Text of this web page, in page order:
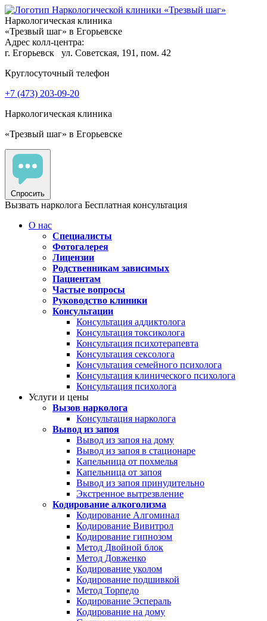
Наркологическая клиника
«Трезвый шаг» в Егорьевске
Адрес колл-центра:
г. Егорьевск
ул. Советская, 191, пом. 42
Круглосуточный телефон
+7 (473) 203-09-20
Наркологическая клиника
«Трезвый шаг» в Егорьевске
Спросить
Вызвать нарколога Бесплатная консультация
О нас
Специалисты
Фотогалерея
Лицензии
Родственникам зависимых
Пациентам
Частые вопросы
Руководство клиники
Консультации
Консультация аддиктолога
Консультация токсиколога
Консультация психотерапевта
Консультация сексолога
Консультация семейного психолога
Консультация клинического психолога
Консультация психолога
Услуги и цены
Вызов нарколога
Консультация нарколога
Вывод из запоя
Вывод из запоя на дому
Вывод из запоя в стационаре
Капельница от похмелья
Капельница от запоя
Вывод из запоя принудительно
Экстренное вытрезвление
Кодирование алкоголизма
Кодирование Алгоминал
Кодирование Вивитрол
Кодирование гипнозом
Метод Двойной блок
Метод Довженко
Кодирование уколом
Кодирование подшивкой
Метод Торпедо
Кодирование Эспераль
Кодирование на дому